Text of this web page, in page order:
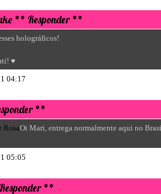
** Responder **
holográficos!
♥
04:17
**
RosaOi Mari, entrega normalmente aqui no
05:05
**